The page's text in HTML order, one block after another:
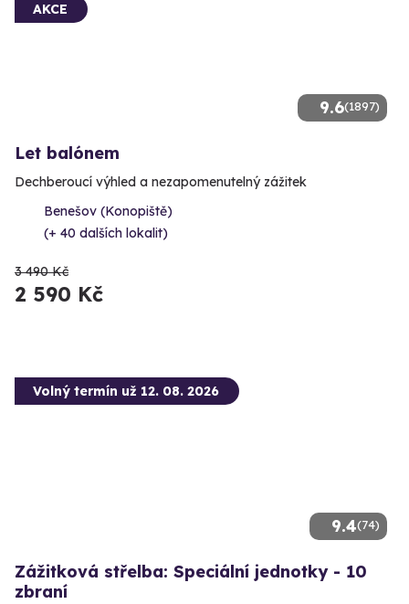
9.6(1897)
AKCE
Let balónem
Dechberoucí výhled a nezapomenutelný zážitek
Benešov (Konopiště)
(+ 40 dalších lokalit)
3 490 Kč
2 590 Kč
9.4(74)
Volný termín už 12. 08. 2026
Zážitková střelba: Speciální jednotky - 10
zbraní